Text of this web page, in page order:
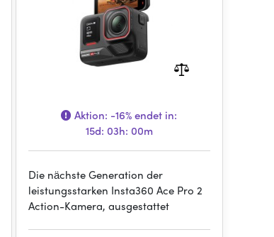
Aktion: -16%endet in:
15d: 03h: 00m
Die nächste Generation der
leistungsstarken Insta360 Ace Pro 2
Action-Kamera, ausgestattet